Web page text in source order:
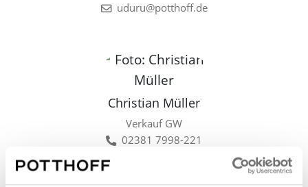
uduru@potthoff.de
Christian Müller
Verkauf GW
02381 7998-221